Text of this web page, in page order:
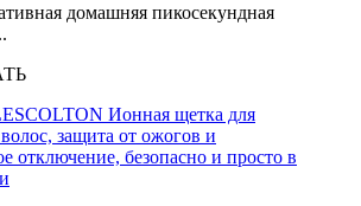
домашняя пикосекундная